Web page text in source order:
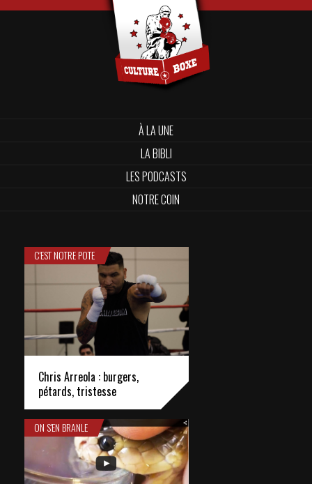
À LA UNE
LA BIBLI
LES PODCASTS
NOTRE COIN
C'EST NOTRE POTE
Chris Arreola : burgers,
pétards, tristesse
ON S'EN BRANLE